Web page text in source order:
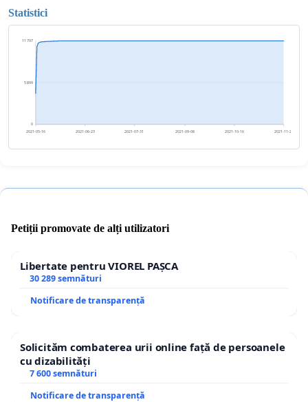
Statistici
0
5 899
11 797
2021-05-16 2021-06-23 2021-07-31 2021-09-08 2021-10-16 2021-11-23
Petiții promovate de alți utilizatori
Libertate pentru VIOREL PAȘCA
30 289 semnături
Notificare de transparență
Solicităm combaterea urii online față de persoanele
cu dizabilități
7 600 semnături
Notificare de transparență